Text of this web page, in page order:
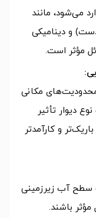
می‌شود، مانند
و دینامیکی
مؤثر است.
مکانی
دیوار تأثیر
و کارآمدتر
سطح آب زیرزمینی
مؤثر باشند.